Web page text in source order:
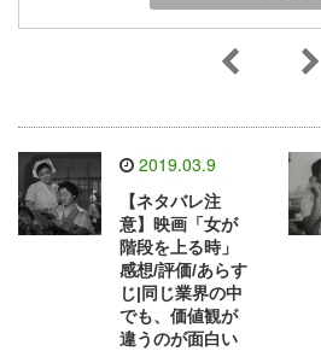
2019.03.9
【ネタバレ注
意】映画「女が
階段を上る時」
感想/評価/あらす
じ|同じ業界の中
でも、価値観が
違うのが面白い